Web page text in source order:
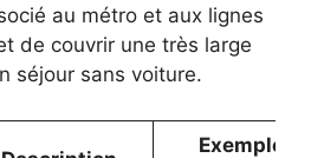
au métro et aux lignes
de couvrir une très large
séjour sans voiture.
Exemple